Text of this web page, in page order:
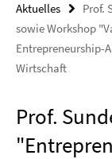
Aktuelles
Prof.
sowie Workshop
Entrepreneurship-
Wirtschaft
Prof.